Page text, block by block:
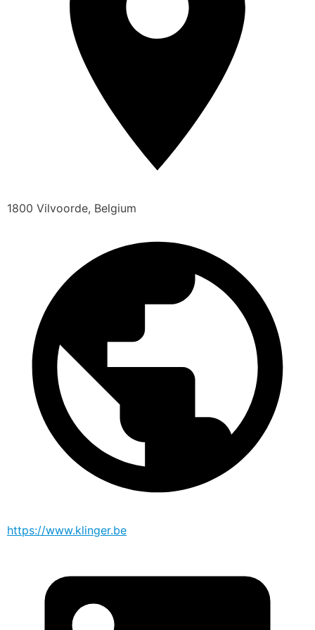
1800 Vilvoorde, Belgium
https://www.klinger.be